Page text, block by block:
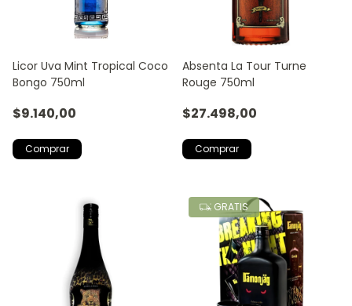
Licor Uva Mint Tropical Coco
Bongo 750ml
$9.140,00
Absenta La Tour Turne
Rouge 750ml
$27.498,00
GRATIS